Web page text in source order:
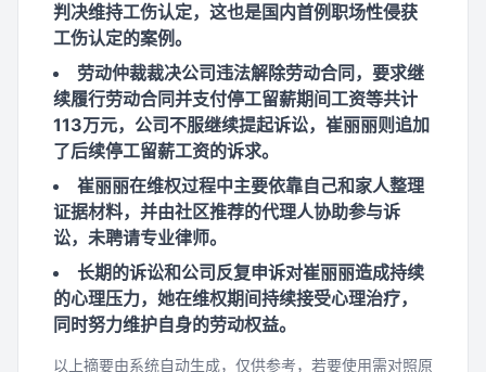
判决维持工伤认定，这也是国内首例职场性侵获
工伤认定的案例。
劳动仲裁裁决公司违法解除劳动合同，要求继
续履行劳动合同并支付停工留薪期间工资等共计
113万元，公司不服继续提起诉讼，崔丽丽则追加
了后续停工留薪工资的诉求。
崔丽丽在维权过程中主要依靠自己和家人整理
证据材料，并由社区推荐的代理人协助参与诉
讼，未聘请专业律师。
长期的诉讼和公司反复申诉对崔丽丽造成持续
的心理压力，她在维权期间持续接受心理治疗，
同时努力维护自身的劳动权益。
以上摘要由系统自动生成，仅供参考，若要使用需对照原